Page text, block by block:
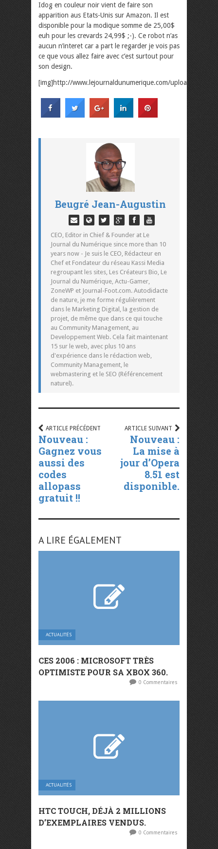
Idog en couleur noir vient de faire son
apparition aus Etats-Unis sur Amazon. Il est
disponible pour la modique somme de 25,00$
euh pour les crevards 24,99$ ;-). Ce robot n’as
aucun n’interet car a part le regarder je vois pas
ce que vous allez faire avec c’est surtout pour
son design.
[img]http://www.lejournaldunumerique.com/uploads/
Beugré Jean-Augustin
CEO, Editor in Chief & Founder at Le
Journal du Numérique since more than 10
years now - Je suis le CEO, Rédacteur en
Chef et Fondateur du réseau Kassi Media
regroupant les sites, Les Créateurs Bio, Le
Journal du Numérique, Actu-Gamer,
ZoneWP et Journal-Foot.com. Autodidacte
de nature, je me forme régulièrement
dans le Marketing Digital, la gestion de
projet, de même que dans ce qui touche
au Community Management, au
Developpement Web. Cela fait maintenant
15 sur le web, avec plus 10 ans
d'expérience dans le rédaction web,
Community Management, le
webmastering et le SEO (Référencement
naturel).
ARTICLE PRÉCÉDENT
Nouveau :
Gagnez vous
aussi des
codes
allopass
gratuit !!
ARTICLE SUIVANT
Nouveau :
La mise à
jour d’Opera
8.51 est
disponible.
A LIRE ÉGALEMENT
ACTUALITÉS
CES 2006 : MICROSOFT TRÈS
OPTIMISTE POUR SA XBOX 360.
0 Commentaires
ACTUALITÉS
HTC TOUCH, DÉJÀ 2 MILLIONS
D’EXEMPLAIRES VENDUS.
0 Commentaires